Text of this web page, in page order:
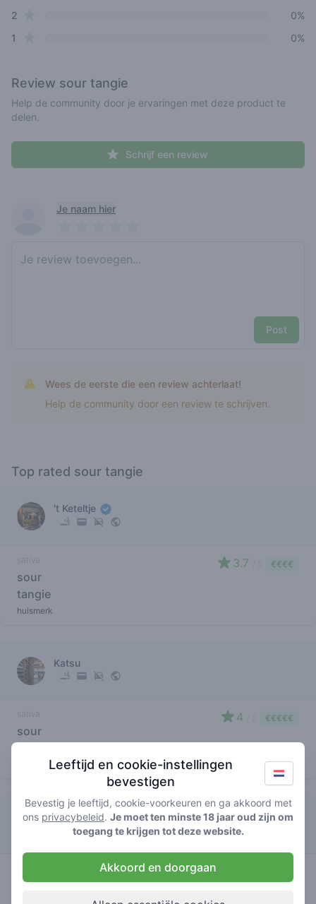
2
0%
1
0%
Review sour tangie
Help de community door je ervaringen met deze product te
delen.
Schrijf een review
Recent reviews
Je naam hier
Post
Wees de eerste die een review achterlaat!
Help de community door een review te schrijven.
Top rated sour tangie
't Keteltje
sativa
sour
tangie
huismerk
3.7 €€€€
Katsu
sativa
sour
4 €€€€€
Betty Boop
sour
Leeftijd en cookie-instellingen
bevestigen
Bevestig je leeftijd, cookie-voorkeuren en ga akkoord met
ons privacybeleid. Je moet ten minste 18 jaar oud zijn om
toegang te krijgen tot deze website.
Akkoord en doorgaan